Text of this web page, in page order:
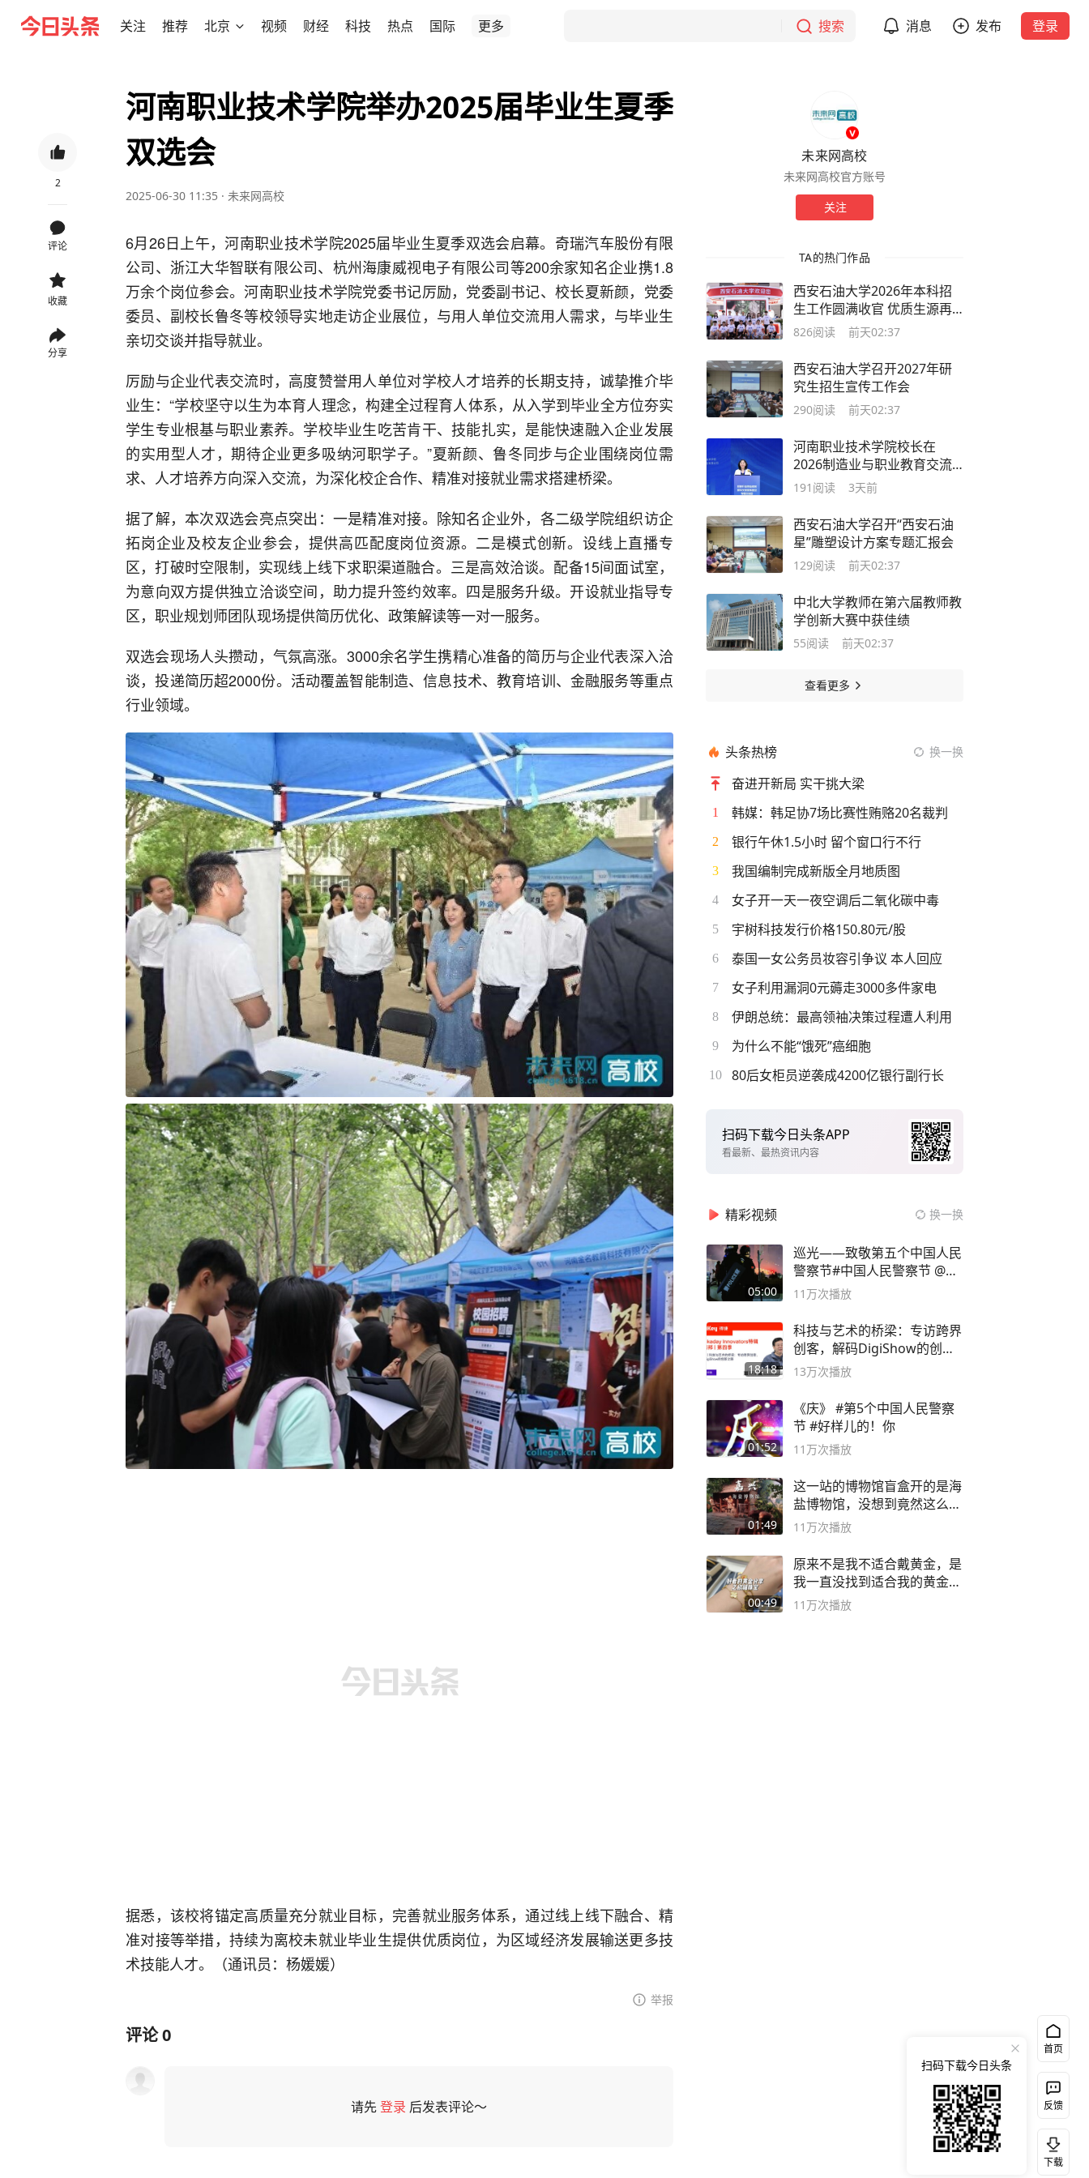
关注 推荐 北京 视频 财经 科技 热点 国际 更多 搜索 消息 发布 登录
2
评论
收藏
分享
河南职业技术学院举办2025届毕业生夏季
双选会
2025-06-30 11:35 · 未来网高校
6月26日上午，河南职业技术学院2025届毕业生夏季双选会启幕。奇瑞汽车股份有限
公司、浙江大华智联有限公司、杭州海康威视电子有限公司等200余家知名企业携1.8
万余个岗位参会。河南职业技术学院党委书记厉励，党委副书记、校长夏新颜，党委
委员、副校长鲁冬等校领导实地走访企业展位，与用人单位交流用人需求，与毕业生
亲切交谈并指导就业。
厉励与企业代表交流时，高度赞誉用人单位对学校人才培养的长期支持，诚挚推介毕
业生：“学校坚守以生为本育人理念，构建全过程育人体系，从入学到毕业全方位夯实
学生专业根基与职业素养。学校毕业生吃苦肯干、技能扎实，是能快速融入企业发展
的实用型人才，期待企业更多吸纳河职学子。”夏新颜、鲁冬同步与企业围绕岗位需
求、人才培养方向深入交流，为深化校企合作、精准对接就业需求搭建桥梁。
据了解，本次双选会亮点突出：一是精准对接。除知名企业外，各二级学院组织访企
拓岗企业及校友企业参会，提供高匹配度岗位资源。二是模式创新。设线上直播专
区，打破时空限制，实现线上线下求职渠道融合。三是高效洽谈。配备15间面试室，
为意向双方提供独立洽谈空间，助力提升签约效率。四是服务升级。开设就业指导专
区，职业规划师团队现场提供简历优化、政策解读等一对一服务。
双选会现场人头攒动，气氛高涨。3000余名学生携精心准备的简历与企业代表深入洽
谈，投递简历超2000份。活动覆盖智能制造、信息技术、教育培训、金融服务等重点
行业领域。
据悉，该校将锚定高质量充分就业目标，完善就业服务体系，通过线上线下融合、精
准对接等举措，持续为离校未就业毕业生提供优质岗位，为区域经济发展输送更多技
术技能人才。（通讯员：杨媛媛）
举报
评论0
请先登录 后发表评论～
未来网高校
未来网高校官方账号
关注
TA的热门作品
西安石油大学2026年本科招
生工作圆满收官 优质生源再
创新高
826阅读 前天02:37
西安石油大学召开2027年研
究生招生宣传工作会
290阅读 前天02:37
河南职业技术学院校长在
2026制造业与职业教育交流
大会作专题报告
191 阅读 3天前
西安石油大学召开“西安石油
星”雕塑设计方案专题汇报会
129阅读 前天02:37
中北大学教师在第六届教师教
学创新大赛中获佳绩
55阅读 前天02:37
查看更多
头条热榜 换一换
奋进开新局 实干挑大梁
1 韩媒：韩足协7场比赛性贿赂20名裁判
2 银行午休1.5小时 留个窗口行不行
3 我国编制完成新版全月地质图
4 女子开一天一夜空调后二氧化碳中毒
5 宇树科技发行价格150.80元/股
6 泰国一女公务员妆容引争议 本人回应
7 女子利用漏洞0元薅走3000多件家电
8 伊朗总统：最高领袖决策过程遭人利用
9 为什么不能“饿死”癌细胞
10 80后女柜员逆袭成4200亿银行副行长
扫码下载今日头条APP
看最新、最热资讯内容
精彩视频 换一换
05:00
巡光——致敬第五个中国人民
警察节#中国人民警察节 @抖
音小助手
11万次播放
18:18
科技与艺术的桥梁：专访跨界
创客，解码DigiShow的创新
之路
13万次播放
01:52
《庆》 #第5个中国人民警察
节 #好样儿的！你
11万次播放
01:49
这一站的博物馆盲盒开的是海
盐博物馆，没想到竟然这么好
逛！
11万次播放
00:49
原来不是我不适合戴黄金，是
我一直没找到适合我的黄金
😭
11万次播放
首页
反馈
下载
扫码下载今日头条